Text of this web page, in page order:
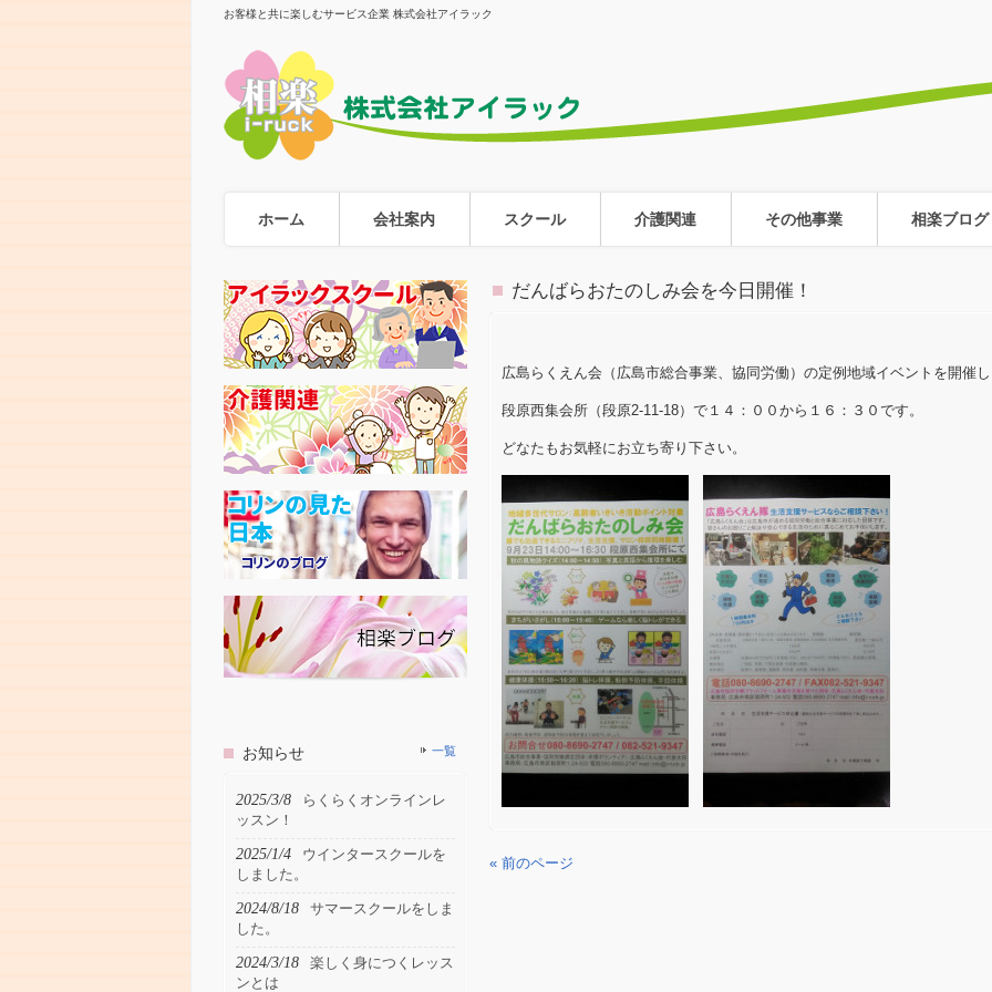
お客様と共に楽しむサービス企業 株式会社アイラック
ホーム 会社案内 スクール 介護関連 その他事業 相楽ブログ
だんばらおたのしみ会を今日開催！
広島らくえん会（広島市総合事業、協同労働）の定例地域イベントを開催し
段原西集会所（段原2-11-18）で１４：００から１６：３０です。
どなたもお気軽にお立ち寄り下さい。
« 前のページ
お知らせ 一覧
2025/3/8
らくらくオンラインレ
ッスン！
2025/1/4
ウインタースクールを
しました。
2024/8/18
サマースクールをしま
した。
2024/3/18
楽しく身につくレッス
ンとは